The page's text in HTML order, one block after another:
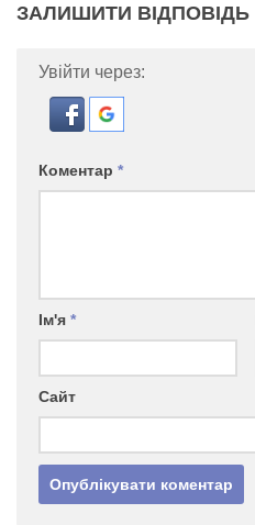
ЗАЛИШИТИ ВІДПОВІДЬ
Увійти через:
Коментар *
Ім'я *
Сайт